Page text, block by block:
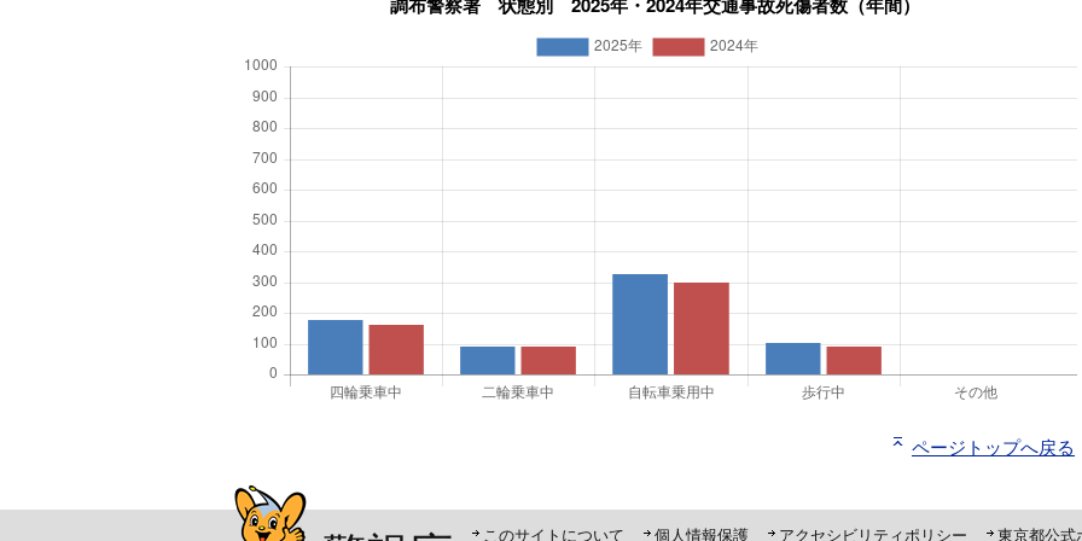
ページトップへ戻る
このサイトについて 個人情報保護 アクセシビリティポリシー 東京都公式